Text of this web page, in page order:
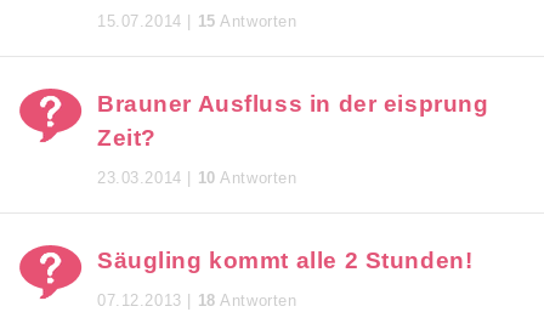
15.07.2014 | 15 Antworten
Brauner Ausfluss in der eisprung
Zeit?
23.03.2014 | 10 Antworten
Säugling kommt alle 2 Stunden!
07.12.2013 | 18 Antworten